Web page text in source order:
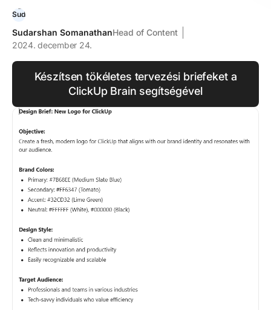
Sudarshan SomanathanHead of Content
2024. december 24.
Készítsen tökéletes tervezési briefeket a
ClickUp Brain segítségével